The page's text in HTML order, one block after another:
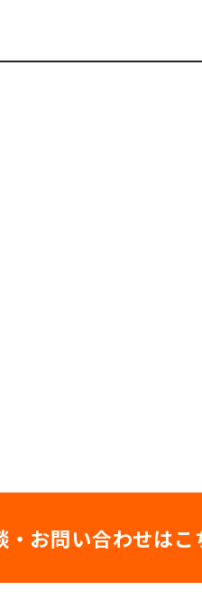
・お問い合わせはこ